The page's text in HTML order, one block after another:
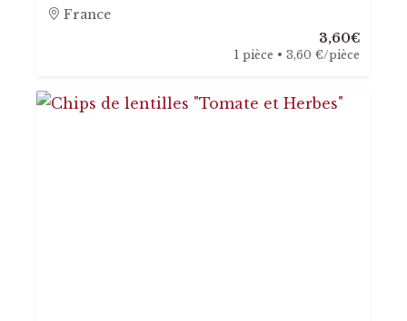
France
3,60€
1 pièce • 3,60 €/pièce